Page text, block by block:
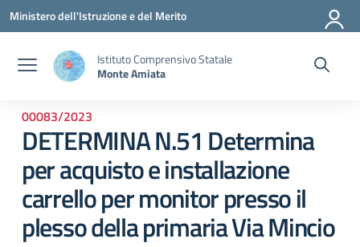
Vai ai contenuti
Vai al menu di navigazione
Vai al footer
Ministero dell'Istruzione e del Merito
Istituto Comprensivo Statale
Monte Amiata
00083/2023
DETERMINA N.51 Determina
per acquisto e installazione
carrello per monitor presso il
plesso della primaria Via Mincio